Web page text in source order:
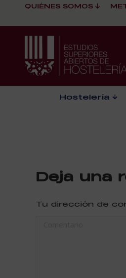
QUIÉNES SOMOS
Hostelería
Deja una
Tu dirección de